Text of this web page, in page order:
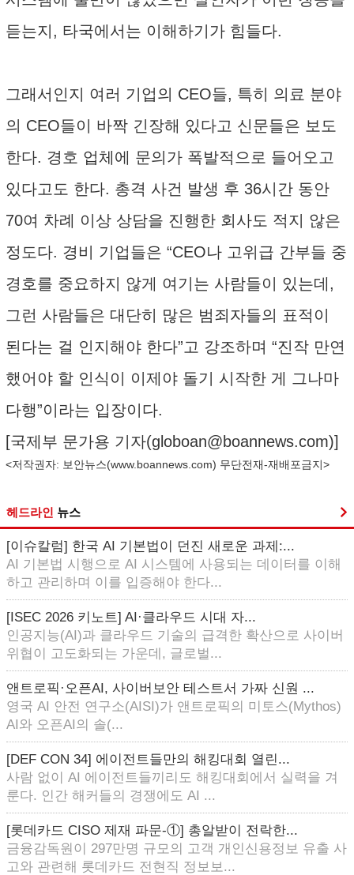
듣는지, 타국에서는 이해하기가 힘들다.
그래서인지 여러 기업의 CEO들, 특히 의료 분야
의 CEO들이 바짝 긴장해 있다고 신문들은 보도
한다. 경호 업체에 문의가 폭발적으로 들어오고
있다고도 한다. 총격 사건 발생 후 36시간 동안
70여 차례 이상 상담을 진행한 회사도 적지 않은
정도다. 경비 기업들은 “CEO나 고위급 간부들 중
경호를 중요하지 않게 여기는 사람들이 있는데,
그런 사람들은 대단히 많은 범죄자들의 표적이
된다는 걸 인지해야 한다”고 강조하며 “진작 만연
했어야 할 인식이 이제야 돌기 시작한 게 그나마
다행”이라는 입장이다.
[국제부 문가용 기자(globoan@boannews.com)]
<저작권자: 보안뉴스(www.boannews.com) 무단전재-재배포금지>
헤드라인 뉴스
[이슈칼럼] 한국 AI 기본법이 던진 새로운 과제:...
AI 기본법 시행으로 AI 시스템에 사용되는 데이터를 이해
하고 관리하며 이를 입증해야 한다...
[ISEC 2026 키노트] AI·클라우드 시대 자...
인공지능(AI)과 클라우드 기술의 급격한 확산으로 사이버
위협이 고도화되는 가운데, 글로벌...
앤트로픽·오픈AI, 사이버보안 테스트서 가짜 신원 ...
영국 AI 안전 연구소(AISI)가 앤트로픽의 미토스(Mythos)
AI와 오픈AI의 솔(...
[DEF CON 34] 에이전트들만의 해킹대회 열린...
사람 없이 AI 에이전트들끼리도 해킹대회에서 실력을 겨
룬다. 인간 해커들의 경쟁에도 AI ...
[롯데카드 CISO 제재 파문-①] 총알받이 전락한...
금융감독원이 297만명 규모의 고객 개인신용정보 유출 사
고와 관련해 롯데카드 전현직 정보보...